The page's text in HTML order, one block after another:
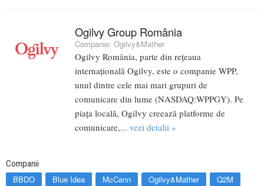
Ogilvy Group România
Companie: Ogilvy&Mather
Ogilvy România, parte din rețeaua
internațională Ogilvy, este o companie WPP,
unul dintre cele mai mari grupuri de
comunicare din lume (NASDAQ:WPPGY). Pe
piața locală, Ogilvy creează platforme de
comunicare,... vezi detalii »
Companii
BBDO Blue Idea McCann Ogilvy&Mather Q2M